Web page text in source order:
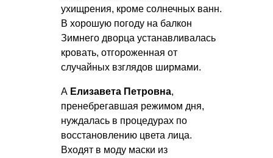
ухищрения, кроме солнечных ванн.
В хорошую погоду на балкон
Зимнего дворца устанавливалась
кровать, отгороженная от
случайных взглядов ширмами.
А Елизавета Петровна,
пренебрегавшая режимом дня,
нуждалась в процедурах по
восстановлению цвета лица.
Входят в моду маски из